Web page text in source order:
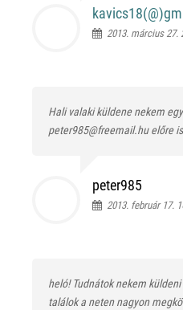
kavics18(@)
2013. március 27.
Hali valaki küldene nekem
peter985@freemail.hu előre
peter985
2013. február 17.
heló! Tudnátok nekem
találok a neten nagyon